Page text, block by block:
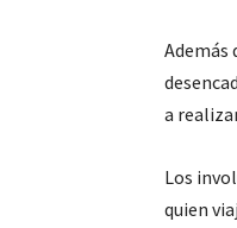
Además
a
Los
quien